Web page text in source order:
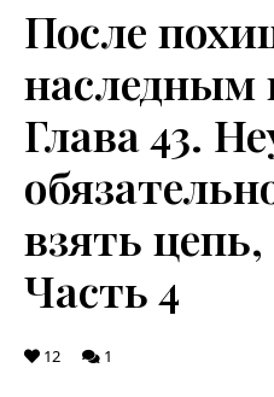
После
Глава 43.
взять
Часть 4
12 1